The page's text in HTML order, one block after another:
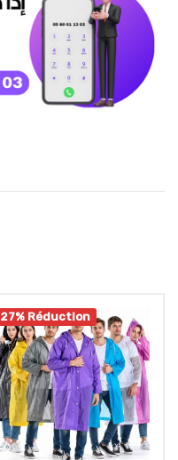
27% Réduction